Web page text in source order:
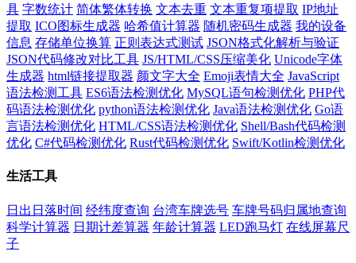
具 字数统计 简体繁体转换 文本去重 文本重复项提取 IP地址
提取 ICO图标生成器 哈希值计算器 随机密码生成器 我的设备
信息 存储单位换算 正则表达式测试 JSON格式化解析与验证
JSON代码修改对比工具 JS/HTML/CSS压缩美化 Unicode字体
生成器 html链接提取器 颜文字大全 Emoji表情大全 JavaScript
语法检测工具 ES6语法检测优化 MySQL语句检测优化 PHP代
码语法检测优化 python语法检测优化 Java语法检测优化 Go语
言语法检测优化 HTML/CSS语法检测优化 Shell/Bash代码检测
优化 C#代码检测优化 Rust代码检测优化 Swift/Kotlin检测优化
生活工具
日出日落时间 经纬度查询 台湾车牌选号 车牌号码归属地查询
科学计算器 日期计差算器 年龄计算器 LED跑马灯 在线屏幕尺
子